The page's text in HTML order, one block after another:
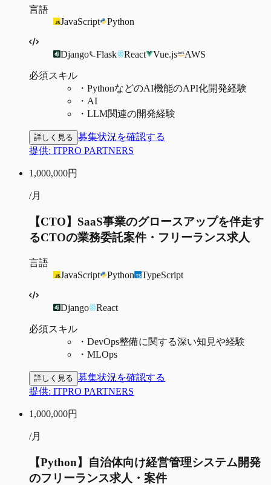
言語
JavaScript
Python
Django Flask React Vue.js AWS
必須スキル
・ PythonなどのAI機能のAPI化開発経験
・ AI
・ LLM関連の開発経験
詳しく見る 募集状況を確認する
提供: ITPRO PARTNERS
1,000,000円
/月
【CTO】SaaS事業のグロースアップを伴走す
るCTOの業務委託案件・フリーランス求人
言語
JavaScript
Python TypeScript
Django React
必須スキル
・ DevOps整備に関する深い知見や経験
・ MLOps
詳しく見る 募集状況を確認する
提供: ITPRO PARTNERS
1,000,000円
/月
【Python】自治体向け経営管理システム開発
のフリーランス求人・案件